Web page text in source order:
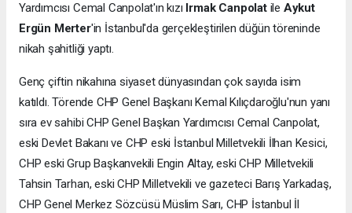
Yardımcısı Cemal Canpolat'ın kızı Irmak Canpolatile Aykut
Ergün Merter'in İstanbul'da gerçekleştirilen düğün töreninde
nikah şahitliği yaptı.
Genç çiftin nikahına siyaset dünyasından çok sayıda isim
katıldı. Törende CHP Genel Başkanı Kemal Kılıçdaroğlu'nun yanı
sıra ev sahibi CHP Genel Başkan Yardımcısı Cemal Canpolat,
eski Devlet Bakanı ve CHP eski İstanbul Milletvekili İlhan Kesici,
CHP eski Grup Başkanvekili Engin Altay, eski CHP Milletvekili
Tahsin Tarhan, eski CHP Milletvekili ve gazeteci Barış Yarkadaş,
CHP Genel Merkez Sözcüsü Müslim Sarı, CHP İstanbul İl